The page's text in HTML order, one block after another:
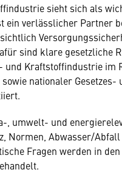
sieht sich als
ein verlässlicher Partner
sind klare gesetzliche
und Kraftstoffindustrie im
nationaler
, umwelt- und
Normen, Abwasser/
Fragen werden in